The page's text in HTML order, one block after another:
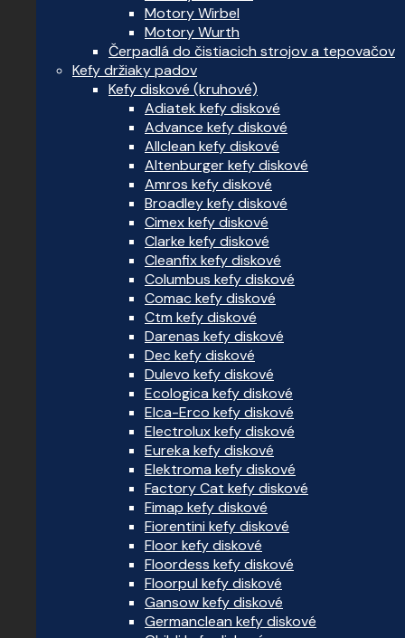
Motory Wirbel
Motory Wurth
Čerpadlá do čistiacich strojov a tepovačov
Kefy držiaky padov
Kefy diskové (kruhové)
Adiatek kefy diskové
Advance kefy diskové
Allclean kefy diskové
Altenburger kefy diskové
Amros kefy diskové
Broadley kefy diskové
Cimex kefy diskové
Clarke kefy diskové
Cleanfix kefy diskové
Columbus kefy diskové
Comac kefy diskové
Ctm kefy diskové
Darenas kefy diskové
Dec kefy diskové
Dulevo kefy diskové
Ecologica kefy diskové
Elca-Erco kefy diskové
Electrolux kefy diskové
Eureka kefy diskové
Elektroma kefy diskové
Factory Cat kefy diskové
Fimap kefy diskové
Fiorentini kefy diskové
Floor kefy diskové
Floordess kefy diskové
Floorpul kefy diskové
Gansow kefy diskové
Germanclean kefy diskové